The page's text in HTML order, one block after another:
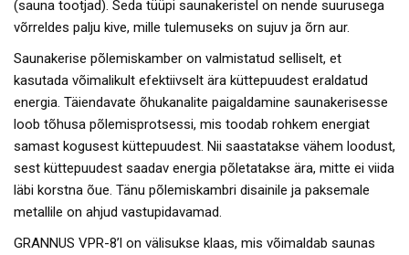
(sauna tootjad). Seda tüüpi saunakeristel on nende suurusega
võrreldes palju kive, mille tulemuseks on sujuv ja õrn aur.
Saunakerise põlemiskamber on valmistatud selliselt, et
kasutada võimalikult efektiivselt ära küttepuudest eraldatud
energia. Täiendavate õhukanalite paigaldamine saunakerisesse
loob tõhusa põlemisprotsessi, mis toodab rohkem energiat
samast kogusest küttepuudest. Nii saastatakse vähem loodust,
sest küttepuudest saadav energia põletatakse ära, mitte ei viida
läbi korstna õue. Tänu põlemiskambri disainile ja paksemale
metallile on ahjud vastupidavamad.
GRANNUS VPR-8’l on välisukse klaas, mis võimaldab saunas